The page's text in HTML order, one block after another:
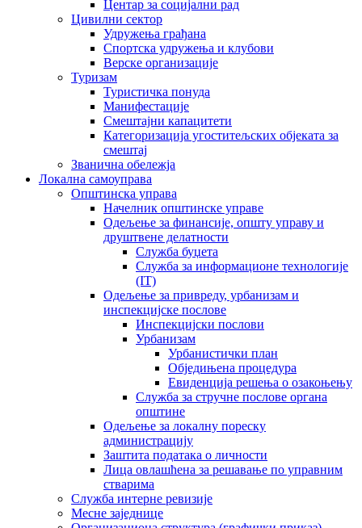
Центар за социјални рад
Цивилни сектор
Удружења грађана
Спортска удружења и клубови
Верске организације
Туризам
Туристичка понуда
Манифестације
Смештајни капацитети
Категоризација угоститељских објеката за
смештај
Званична обележја
Локална самоуправа
Општинска управа
Начелник општинске управе
Одељење за финансије, општу управу и
друштвене делатности
Служба буџета
Служба за информационе технологије
(IT)
Одељење за привреду, урбанизам и
инспекцијске послове
Инспекцијски послови
Урбанизам
Урбанистички план
Обједињена процедура
Евиденција решења о озакоњењу
Служба за стручне послове органа
општине
Одељење за локалну пореску
администрацију
Заштита података о личности
Лица овлашћена за решавање по управним
стварима
Служба интерне ревизије
Месне заједнице